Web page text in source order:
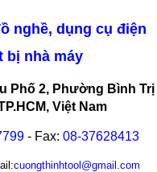
nghề, dụng cụ điện
bị nhà máy
Phố 2, Phường Bình Trị
Việt Nam
- Fax: 08-37628413
cuongthinhtool@gmail.com